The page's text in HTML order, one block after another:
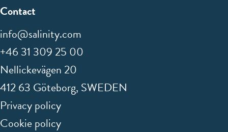
Contact
info@salinity.com
+46 31 309 25 00
Nellickevägen 20
412 63 Göteborg, SWEDEN
Privacy policy
Cookie policy